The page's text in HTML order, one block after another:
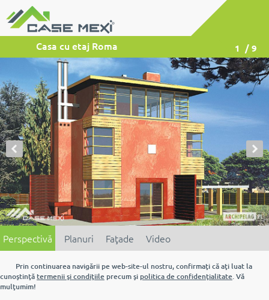
Casa cu etaj Roma 1 / 9
Perspectivă Planuri Faţade Video
Prin continuarea navigării pe web-site-ul nostru, confirmaţi că aţi luat la
cunoştinţătermenii şi condiţiile precum şi politica de confidenţialitate. Vă
mulţumim!